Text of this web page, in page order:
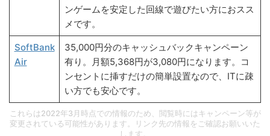
ンゲームを安定した回線で遊びたい方におスス
メです。
SoftBank
Air
35,000円分のキャッシュバックキャンペーン
有り。月額5,368円が3,080円になります。コ
ンセントに挿すだけの簡単設置なので、ITに疎
い方でも安心です。
これらは2022年3月時点での情報のため、閲覧時にはキャンペーン等が
変更されている可能性があります。リンク先の情報をご確認お願いいた
します。